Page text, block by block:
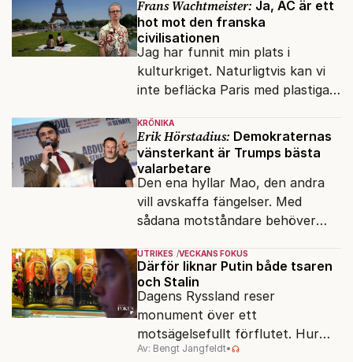
Frans Wachtmeister: Ja, AC är ett
hot mot den franska
civilisationen
Jag har funnit min plats i
kulturkriget. Naturligtvis kan vi
inte befläcka Paris med plastiga
KRÖNIKA
Erik Hörstadius: Demokraternas
vänsterkant är Trumps bästa
valarbetare
Den ena hyllar Mao, den andra
vill avskaffa fängelser. Med
sådana motståndare behöver
vänner.
UTRIKES VECKANS FOKUS
Därför liknar Putin både tsaren
och Stalin
Dagens Ryssland reser
monument över ett
motsägelsefullt förflutet. Hur
kunde två revolutioner förändra
Av: Bengt Jangfeldt•